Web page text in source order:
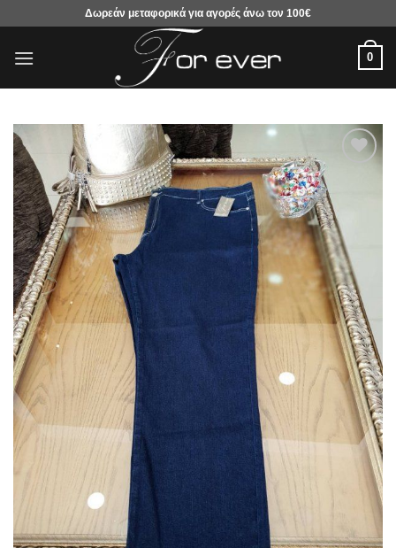
περιεχόμενο
Δωρεάν μεταφορικά για αγορές άνω τον 100€
0
Προσθήκη
αγαπημένα